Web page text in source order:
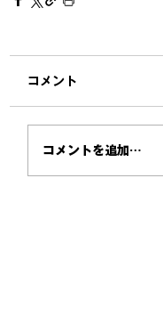
コメント
コメントを追加…